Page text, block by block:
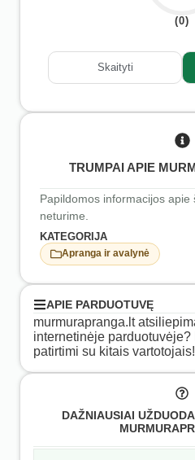
(0)
Skaityti
TRUMPAI APIE
Papildomos informacijos
neturime.
KATEGORIJA
Apranga ir avalynė
APIE PARDUOTUVĘ
murmurapranga.lt
internetinėje
patirtimi su kitais vartotojais!
DAŽNIAUSIAI